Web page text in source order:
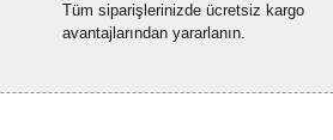
Tüm siparişlerinizde ücretsiz kargo
avantajlarından yararlanın.